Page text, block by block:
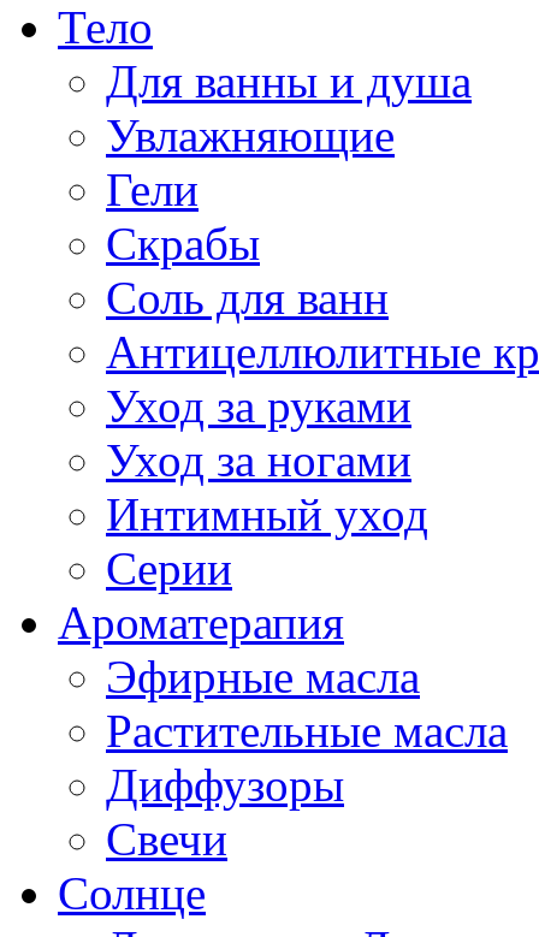
Тело
Для ванны и душа
Увлажняющие
Гели
Скрабы
Соль для ванн
Антицеллюлитные
Уход за руками
Уход за ногами
Интимный уход
Серии
Ароматерапия
Эфирные масла
Растительные масла
Диффузоры
Свечи
Солнце